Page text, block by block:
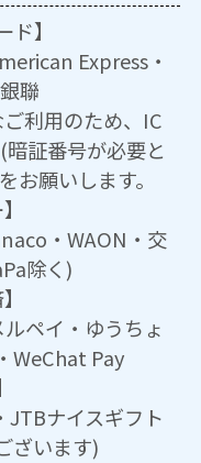
ド】
Express・
聯
利用のため、IC
証番号が必要と
お願いします。
・WAON・交
除く)
ペイ・ゆうちょ
WeChat Pay
JTBナイスギフト
ざいます)